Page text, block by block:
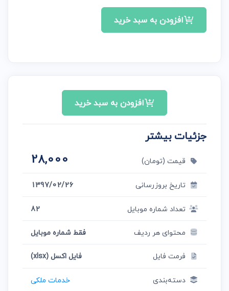
افزودن به سبد خرید
افزودن به سبد خرید
جزئیات بیشتر
قیمت (تومان) 28,000
تاریخ بروزرسانی
1397/02/26
تعداد شماره موبایل
82
محتوای هر ردیف
فقط شماره موبایل
فرمت فایل
فایل اکسل (xlsx)
دسته‌بندی
خدمات ملکی